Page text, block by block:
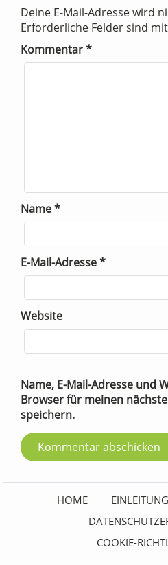
Deine E-Mail-Adresse wird
Erforderliche Felder sind mit
Kommentar*
Name*
E-Mail-Adresse*
Website
Name, E-Mail-Adresse und
Browser für meinen
speichern.
HOME EINLEITUNG
COOKIE-